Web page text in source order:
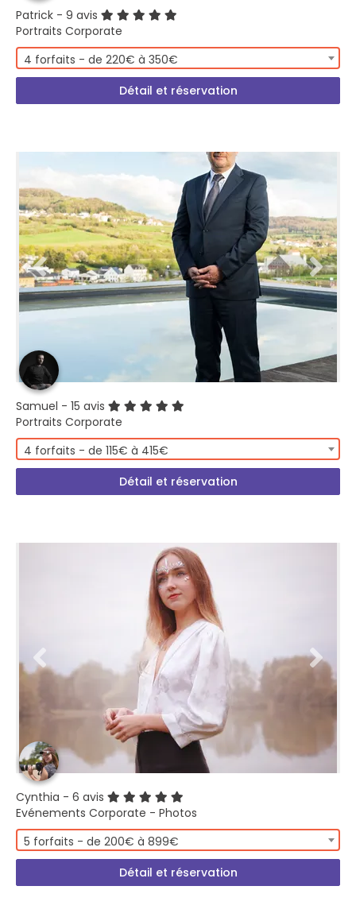
Patrick - 9 avis
Portraits Corporate
4 forfaits - de 220€ à 350€
Détail et réservation
Samuel - 15 avis
Portraits Corporate
4 forfaits - de 115€ à 415€
Détail et réservation
Cynthia - 6 avis
Evénements Corporate - Photos
5 forfaits - de 200€ à 899€
Détail et réservation